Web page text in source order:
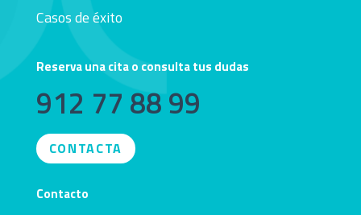
Casos de éxito
Reserva una cita o consulta tus dudas
912 77 88 99
CONTACTA
Contacto